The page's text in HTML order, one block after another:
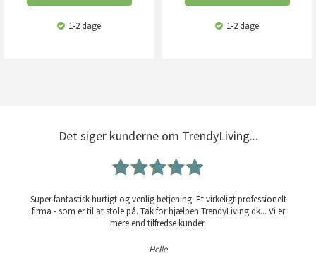
1-2 dage 1-2 dage
Det siger kunderne om TrendyLiving...
Super fantastisk hurtigt og venlig betjening. Et virkeligt professionelt
firma - som er til at stole på. Tak for hjælpen TrendyLiving.dk... Vi er
mere end tilfredse kunder.
Helle